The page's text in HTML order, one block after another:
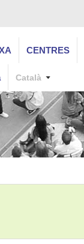
CENTRES
Català